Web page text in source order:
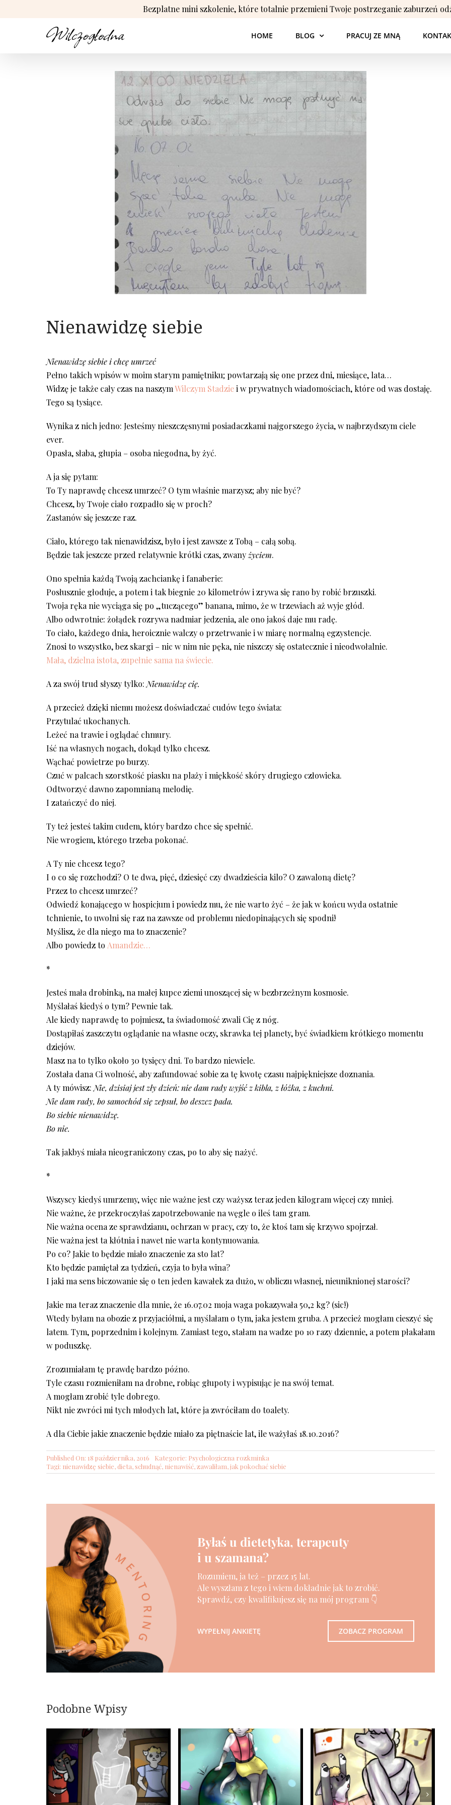
Bezplatne mini szkolenie, które totalnie przemieni Twoje postrzeganie zaburzeń
HOME BLOG PRACUJ ZE MNĄ
Nienawidzę siebie
Nienawidzę siebie i chcę umrzeć
Pełno takich wpisów w moim starym pamiętniku; powtarzają się one przez dni, miesiące, lata…
Widzę je także cały czas na naszymWilczym Stadziei w prywatnych wiadomościach, które od was dostaję.
Tego są tysiące.
Wynika z nich jedno: Jesteśmy nieszczęsnymi posiadaczkami najgorszego życia, w najbrzydszym ciele
ever.
Opasła, słaba, głupia – osoba niegodna, by żyć.
A ja się pytam:
To Ty naprawdę chcesz umrzeć? O tym właśnie marzysz; aby nie być?
Chcesz, by Twoje ciało rozpadło się w proch?
Zastanów się jeszcze raz.
Ciało, którego tak nienawidzisz, było i jest zawsze z Tobą – całą sobą.
Będzie tak jeszcze przed relatywnie krótki czas, zwanyżyciem.
Ono spełnia każdą Twoją zachciankę i fanaberie:
Posłusznie głoduje, a potem i tak biegnie 20 kilometrów i zrywa się rano by robić brzuszki.
Twoja ręka nie wyciąga się po „tuczącego” banana, mimo, że w trzewiach aż wyje głód.
Albo odwrotnie: żołądek rozrywa nadmiar jedzenia, ale ono jakoś daje mu radę.
To ciało, każdego dnia, heroicznie walczy o przetrwanie i w miarę normalną egzystencje.
Znosi to wszystko, bez skargi – nic w nim nie pęka, nie niszczy się ostatecznie i nieodwołalnie.
Mała, dzielna istota, zupełnie sama na świecie.
A za swój trud słyszy tylko: Nienawidzę cię.
A przecież dzięki niemu możesz doświadczać cudów tego świata:
Przytulać ukochanych.
Leżeć na trawie i oglądać chmury.
Iść na własnych nogach, dokąd tylko chcesz.
Wąchać powietrze po burzy.
Czuć w palcach szorstkość piasku na plaży i miękkość skóry drugiego człowieka.
Odtworzyć dawno zapomnianą melodię.
I zatańczyć do niej.
Ty też jesteś takim cudem, który bardzo chce się spełnić.
Nie wrogiem, którego trzeba pokonać.
A Ty nie chcesz tego?
I o co się rozchodzi? O te dwa, pięć, dziesięć czy dwadzieścia kilo? O zawaloną dietę?
Przez to chcesz umrzeć?
Odwiedź konającego w hospicjum i powiedz mu, że nie warto żyć – że jak w końcu wyda ostatnie
tchnienie, to uwolni się raz na zawsze od problemu niedopinających się spodni!
Myślisz, że dla niego ma to znaczenie?
Albo powiedz to Amandzie…
*
Jesteś mała drobinką, na małej kupce ziemi unoszącej się w bezbrzeżnym kosmosie.
Myślałaś kiedyś o tym? Pewnie tak.
Ale kiedy naprawdę to pojmiesz, ta świadomość zwali Cię z nóg.
Dostąpiłaś zaszczytu oglądanie na własne oczy, skrawka tej planety, być świadkiem krótkiego momentu
dziejów.
Masz na to tylko około 30 tysięcy dni. To bardzo niewiele.
Została dana Ci wolność, aby zafundować sobie za tę kwotę czasu najpiękniejsze doznania.
A ty mówisz: Nie, dzisiaj jest zły dzień: nie dam rady wyjść z kibla, z łóżka, z kuchni.
Nie dam rady, bo samochód się zepsuł, bo deszcz pada.
Bo siebie nienawidzę.
Bo nie.
Tak jakbyś miała nieograniczony czas, po to aby się nażyć.
*
Wszyscy kiedyś umrzemy, więc nie ważne jest czy ważysz teraz jeden kilogram więcej czy mniej.
Nie ważne, że przekroczyłaś zapotrzebowanie na węgle o ileś tam gram.
Nie ważna ocena ze sprawdzianu, ochrzan w pracy, czy to, że ktoś tam się krzywo spojrzał.
Nie ważna jest ta kłótnia i nawet nie warta kontynuowania.
Po co? Jakie to będzie miało znaczenie za sto lat?
Kto będzie pamiętał za tydzień, czyja to była wina?
I jaki ma sens biczowanie się o ten jeden kawałek za dużo, w obliczu własnej, nieuniknionej starości?
Jakie ma teraz znaczenie dla mnie, że 16.07.02 moja waga pokazywała 50,2 kg? (sic!)
Wtedy byłam na obozie z przyjaciółmi, a myślałam o tym, jaka jestem gruba. A przecież mogłam cieszyć się
latem. Tym, poprzednim i kolejnym. Zamiast tego, stałam na wadze po 10 razy dziennie, a potem płakałam
w poduszkę.
Zrozumiałam tę prawdę bardzo późno.
Tyle czasu rozmieniłam na drobne, robiąc głupoty i wypisując je na swój temat.
A mogłam zrobić tyle dobrego.
Nikt nie zwróci mi tych młodych lat, które ja zwróciłam do toalety.
A dla Ciebie jakie znaczenie będzie miało za piętnaście lat, ile ważyłaś 18.10.2016?
Published On: 18 października, 2016 Kategorie: Psychologiczna rozkminka
Tagi: nienawidzę siebie,dieta,schudnąć, nienawiść,zawaliłam,jak pokochać siebie
Byłaś u dietetyka, terapeuty
i u szamana?
Rozumiem, ja też – przez 15 lat.
Ale wyszłam z tego i wiem dokładnie jak to zrobić.
Sprawdź, czy kwalifikujesz się na mój program 👇
WYPEŁNIJ ANKIETĘ ZOBACZ PROGRAM
Podobne Wpisy